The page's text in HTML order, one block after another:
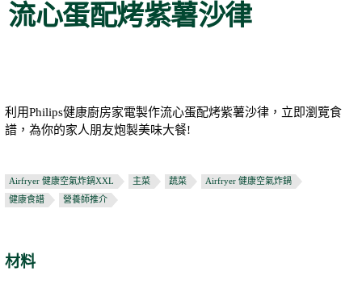
流心蛋配烤紫薯沙律
利用Philips健康廚房家電製作流心蛋配烤紫薯沙律，立即瀏覽食
譜，為你的家人朋友炮製美味大餐!
Airfryer 健康空氣炸鍋XXL 主菜 蔬菜
Airfryer 健康空氣炸鍋
健康食譜
營養師推介
材料